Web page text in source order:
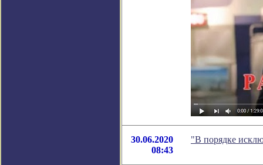
30.06.2020
08:43
"В порядке